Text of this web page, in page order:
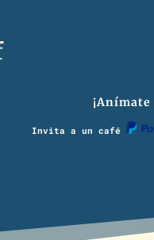
Invita a un café